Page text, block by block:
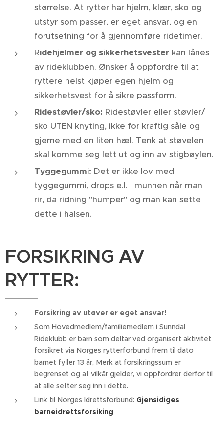
størrelse. At rytter har hjelm, klær, sko og
utstyr som passer, er eget ansvar, og en
forutsetning for å gjennomføre ridetimer.
Ridehjelmer og sikkerhetsvester kan lånes
av rideklubben. Ønsker å oppfordre til at
ryttere helst kjøper egen hjelm og
sikkerhetsvest for å sikre passform.
Ridestøvler/sko: Ridestøvler eller støvler/
sko UTEN knyting, ikke for kraftig såle og
gjerne med en liten hæl. Tenk at støvelen
skal komme seg lett ut og inn av stigbøylen.
Tyggegummi: Det er ikke lov med
tyggegummi, drops e.l. i munnen når man
rir, da ridning "humper" og man kan sette
dette i halsen.
FORSIKRING AV
RYTTER:
Forsikring av utøver er eget ansvar!
Som Hovedmedlem/familiemedlem i Sunndal
Rideklubb er barn som deltar ved organisert aktivitet
forsikret via Norges rytterforbund frem til dato
barnet fyller 13 år, Merk at forsikringssum er
begrenset og at vilkår gjelder, vi oppfordrer derfor til
at alle setter seg inn i dette.
Link til Norges Idrettsforbund: Gjensidiges
barneidrettsforsiking